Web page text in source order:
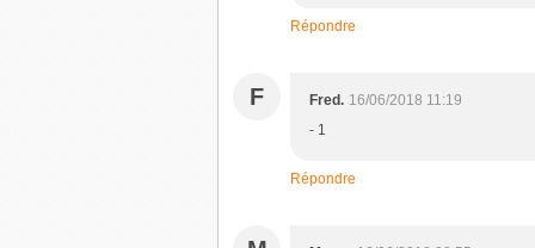
Répondre
F Fred. 16/06/2018 11:19
- 1
Répondre